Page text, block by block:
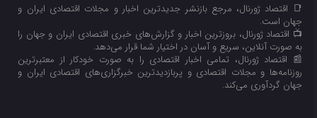
📑 اقتصاد ژورنال، مرجع بازنشر جدیدترین اخبار و مجلات اقتصادی ایران و
جهان است.
📺 اقتصاد ژورنال، بروزترین اخبار و گزارش‌های خبری اقتصادی ایران و جهان را
به صورت آنلاین، سریع و آسان در اختیار شما قرار می‌‌دهد.
📰 اقتصاد ژورنال، تمامی اخبار اقتصادی را به صورت خودکار از معتبرترین
روزنامه‌ها و مجلات اقتصادی و پربازدیدترین خبرگزاری‌های اقتصادی ایران و
جهان گردآوری می‌کند.